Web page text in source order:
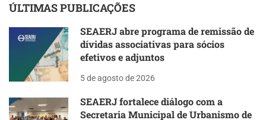
ÚLTIMAS PUBLICAÇÕES
SEAERJ abre programa de remissão de
dívidas associativas para sócios
efetivos e adjuntos
5 de agosto de 2026
SEAERJ fortalece diálogo com a
Secretaria Municipal de Urbanismo de